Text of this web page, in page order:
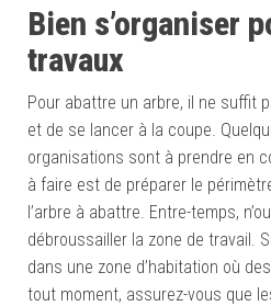
Bien s’organiser
travaux
Pour abattre un arbre, il ne suffit
et de se lancer à la coupe.
organisations sont à prendre en
à faire est de préparer le
l’arbre à abattre. Entre-temps,
débroussailler la zone de travail.
dans une zone d’habitation où
tout moment, assurez-vous que